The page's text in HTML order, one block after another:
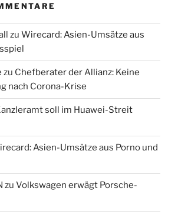
zu Wirecard: Asien-Umsätze aus
zu Chefberater der Allianz: Keine
nach Corona-Krise
soll im Huawei-Streit
Asien-Umsätze aus Porno und
zu Volkswagen erwägt Porsche-